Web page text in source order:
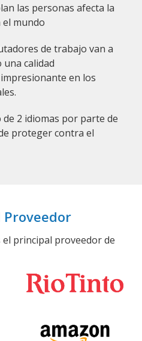
las personas afecta la
mundo
de trabajo van a
calidad
en los
2 idiomas por parte de
proteger contra el
Proveedor
principal proveedor de